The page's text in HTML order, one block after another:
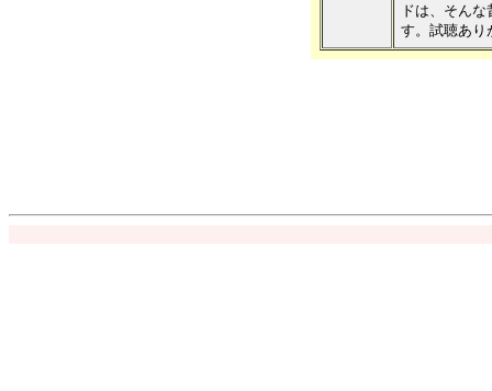
ドは、そん
す。試聴あり